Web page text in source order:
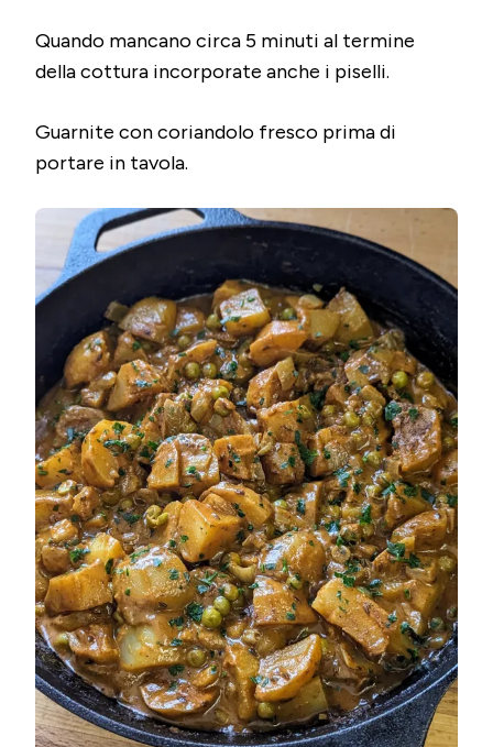
Quando mancano circa 5 minuti al termine
della cottura incorporate anche i piselli.
Guarnite con coriandolo fresco prima di
portare in tavola.